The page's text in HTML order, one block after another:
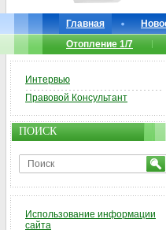
Главная
Отопление 1/7
Интервью
Правовой Консультант
ПОИСК
Использование информации
сайта